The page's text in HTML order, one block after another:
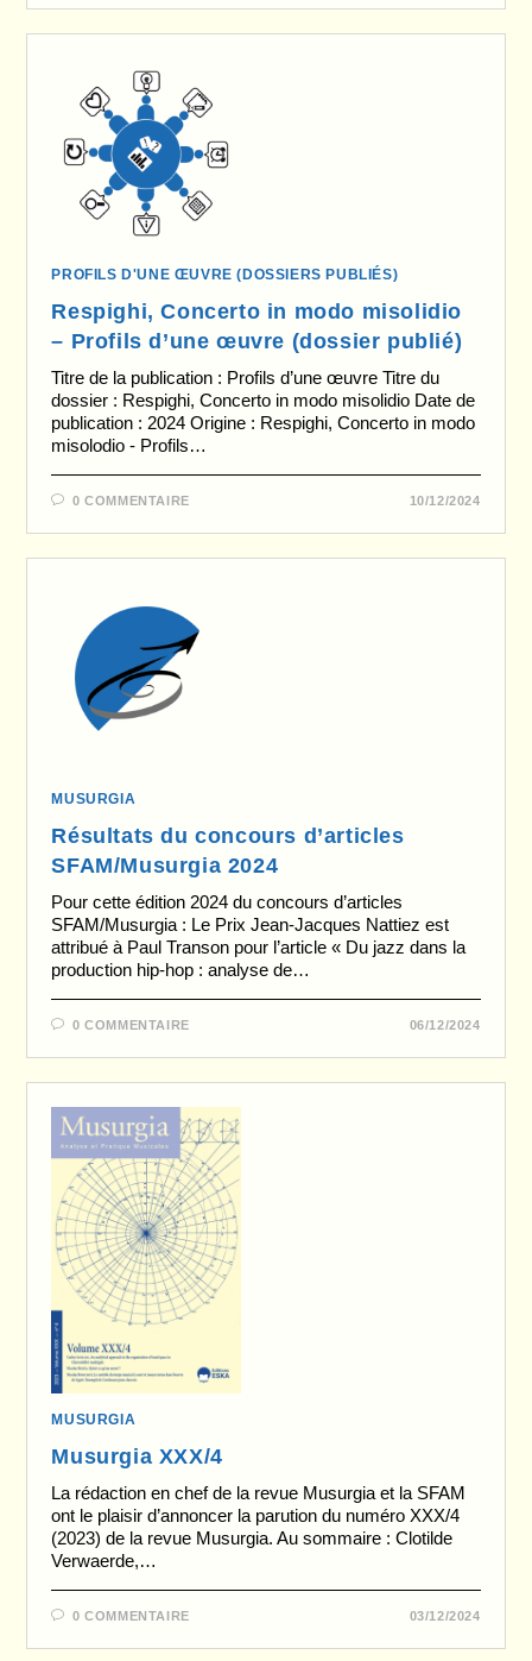
PROFILS D'UNE ŒUVRE (DOSSIERS PUBLIÉS)
Respighi, Concerto in modo misolidio
– Profils d’une œuvre (dossier publié)
Titre de la publication : Profils d’une œuvre Titre du
dossier : Respighi, Concerto in modo misolidio Date de
publication : 2024 Origine : Respighi, Concerto in modo
misolodio - Profils…
0 COMMENTAIRE 10/12/2024
MUSURGIA
Résultats du concours d’articles
SFAM/Musurgia 2024
Pour cette édition 2024 du concours d’articles
SFAM/Musurgia : Le Prix Jean-Jacques Nattiez est
attribué à Paul Transon pour l’article « Du jazz dans la
production hip-hop : analyse de…
0 COMMENTAIRE 06/12/2024
MUSURGIA
Musurgia XXX/4
La rédaction en chef de la revue Musurgia et la SFAM
ont le plaisir d’annoncer la parution du numéro XXX/4
(2023) de la revue Musurgia. Au sommaire : Clotilde
Verwaerde,…
0 COMMENTAIRE 03/12/2024